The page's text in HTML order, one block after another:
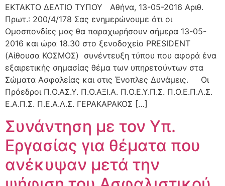
ΕΚΤΑΚΤΟ ΔΕΛΤΙΟ ΤΥΠΟΥ Αθήνα, 13-05-2016 Αριθ.
Πρωτ.: 200/4/178 Σας ενημερώνουμε ότι οι
Ομοσπονδίες μας θα παραχωρήσουν σήμερα 13-05-
2016 και ώρα 18.30 στο ξενοδοχείο PRESIDENT
(Αίθουσα ΚΟΣΜΟΣ) συνέντευξη τύπου που αφορά ένα
εξαιρετικής σημασίας θέμα των υπηρετούντων στα
Σώματα Ασφαλείας και στις Ένοπλες Δυνάμεις. Οι
Πρόεδροι Π.Ο.ΑΣ.Υ. Π.Ο.ΑΞΙ.Α. Π.Ο.Ε.Υ.Π.Σ. Π.Ο.Ε.Π.Λ.Σ.
Ε.Α.Π.Σ. Π.Ε.Α.Λ.Σ. ΓΕΡΑΚΑΡΑΚΟΣ […]
Συνάντηση με τον Υπ.
Εργασίας για θέματα που
ανέκυψαν μετά την